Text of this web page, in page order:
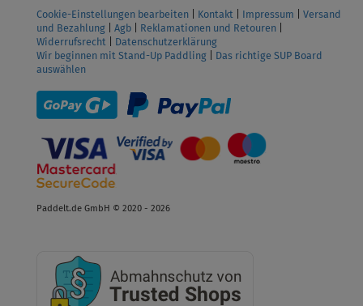
Cookie-Einstellungen bearbeiten Kontakt Impressum
Versand
und Bezahlung
Agb Reklamationen und Retouren
Widerrufsrecht
Datenschutzerklärung
Wir beginnen mit Stand-Up Paddling
Das richtige SUP Board
auswählen
Paddelt.de GmbH © 2020 - 2026